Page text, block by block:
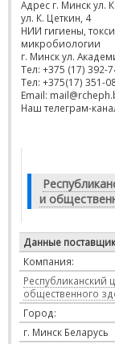
Адрес г. Минск ул.
ул. К. Цеткин, 4
НИИ гигиены,
микробиологии
г. Минск ул.
Тел: +375 (17) 392-
Тел: +375(17) 351-
Email:
Наш телеграм-
и
Данные
Компания:
Республиканский
общественного
Город:
г. Минск Беларусь